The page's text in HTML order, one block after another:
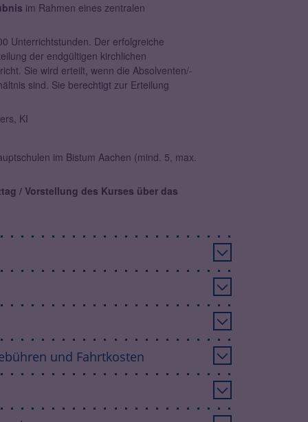
im Rahmen eines zentralen
Unterrichtstunden. Der erfolgreiche
der endgültigen kirchlichen
Sie wird erteilt, wenn die Absolventen/-
sind. Sie berechtigt zur Erteilung
KI
im Bistum Aachen (mind. 5, max.
/ Vorstellung des Kurses über das
und Fahrtkosten